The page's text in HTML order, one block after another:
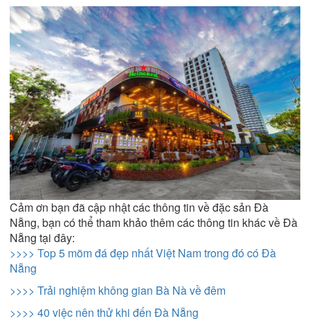
Cảm ơn bạn đã cập nhật các thông tin về đặc sản Đà
Nẵng, bạn có thể tham khảo thêm các thông tin khác về Đà
Nẵng tại đây:
>>>> Top 5 mõm đá đẹp nhất Việt Nam trong đó có Đà
Nẵng
>>>> Trải nghiệm không gian Bà Nà về đêm
>>>> 40 việc nên thử khi đến Đà Nẵng